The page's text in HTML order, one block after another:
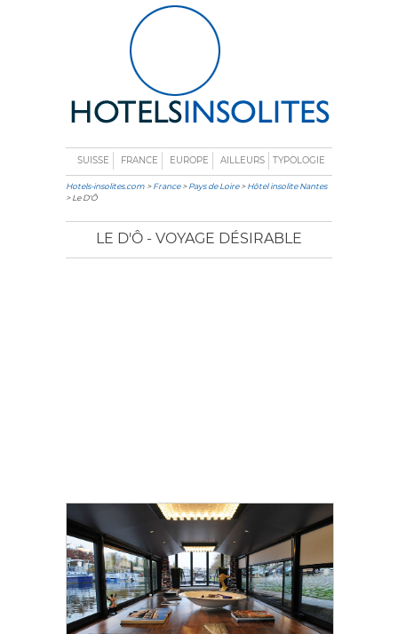
SUISSE FRANCE EUROPE AILLEURS TYPOLOGIE
Hotels-insolites.com >France>Pays de Loire>Hôtel insolite Nantes
> Le D'Ô
LE D'Ô - VOYAGE DÉSIRABLE